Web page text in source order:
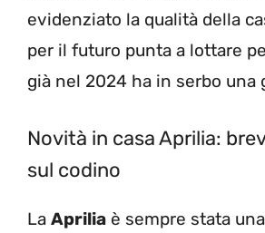
evidenziato la qualità della
per il futuro punta a lottare
già nel 2024 ha in serbo una
Novità in casa Aprilia:
sul codino
La Aprilia è sempre stata